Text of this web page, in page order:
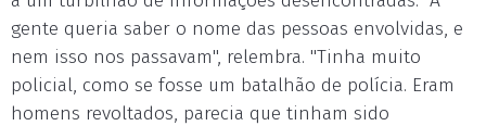
gente queria saber o nome das pessoas envolvidas, e
nem isso nos passavam", relembra. "Tinha muito
policial, como se fosse um batalhão de polícia. Eram
homens revoltados, parecia que tinham sido